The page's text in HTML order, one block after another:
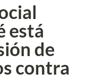
está
de
contra